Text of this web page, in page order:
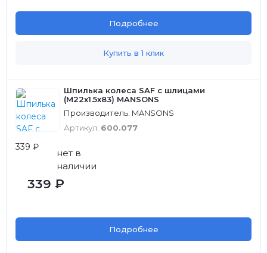
Подробнее
Купить в 1 клик
Шпилька колеса SAF с шлицами
(M22х1.5х83) MANSONS
Производитель: MANSONS
Артикул: 600.077
339 ₽
нет в
наличии
339 ₽
Подробнее